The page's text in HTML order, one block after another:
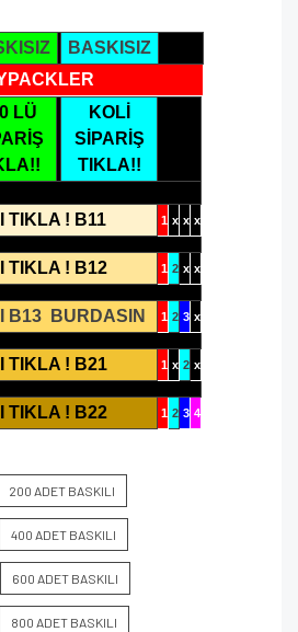
BASKISIZ
LÜ
KOLİ
SİPARİŞ
TIKLA!!
TIKLA ! B11 1 x x x
TIKLA ! B12 1 2 x x
B13 BURDASIN 1 2 3 x
TIKLA ! B21 1 x 2 x
TIKLA ! B22 1 2 3 4
200 ADET BASKILI
400 ADET BASKILI
600 ADET BASKILI
800 ADET BASKILI